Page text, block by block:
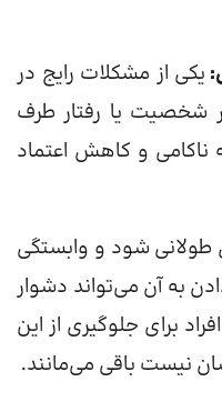
یکی از مشکلات رایج در
شخصیت یا رفتار طرف
ناکامی و کاهش اعتماد
طولانی شود و وابستگی
به آن می‌تواند دشوار
برای جلوگیری از این
نیست باقی می‌مانند.